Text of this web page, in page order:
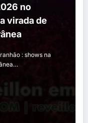
no
virada de
: shows na